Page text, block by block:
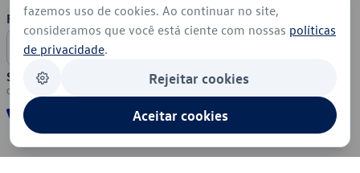
Formas de Pagamento
Segurança
fazemos uso de cookies. Ao continuar no site,
consideramos que você está ciente com nossas políticas
de privacidade.
Rejeitar cookies
Aceitar cookies